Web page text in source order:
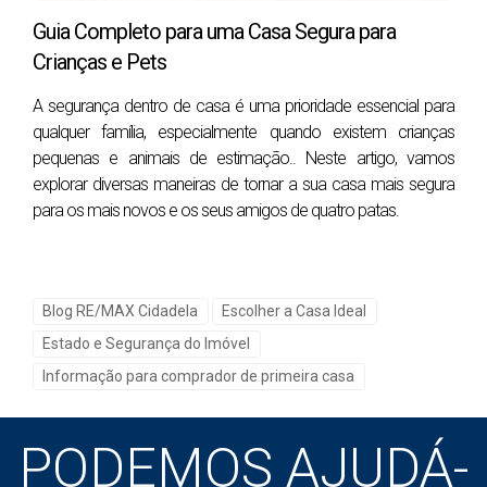
Mofo ou algas
4- Como está o telhado?
O estado do telhado é fundamental. Olhe para o
telhado de diferentes ângulos e, se possível, suba
Sinais de problema:
Infiltrações no interior
Acumulação de detritos
Guia Completo para uma Casa Segura para
Crianças e Pets
A segurança dentro de casa é uma prioridade essencial para
qualquer família, especialmente quando existem crianças
pequenas e animais de estimação.. Neste artigo, vamos
explorar diversas maneiras de tornar a sua casa mais segura
para os mais novos e os seus amigos de quatro patas.
Blog RE/MAX Cidadela
Escolher a Casa Ideal
Estado e Segurança do Imóvel
Informação para comprador de primeira casa
PODEMOS AJUDÁ-